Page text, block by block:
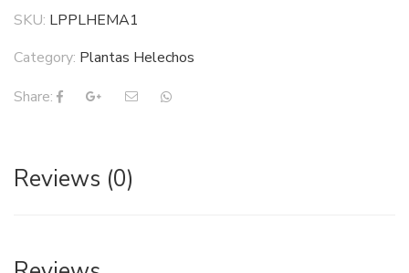
SKU: LPPLHEMA1
Category: Plantas Helechos
Share:
Reviews (0)